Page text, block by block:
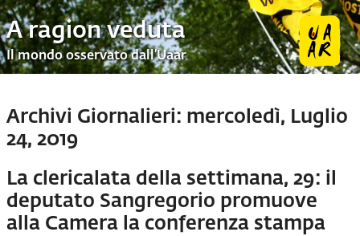
A ragion veduta
Il mondo osservato dall’Uaar
Archivi Giornalieri: mercoledì, Luglio
24, 2019
La clericalata della settimana, 29: il
deputato Sangregorio promuove
alla Camera la conferenza stampa